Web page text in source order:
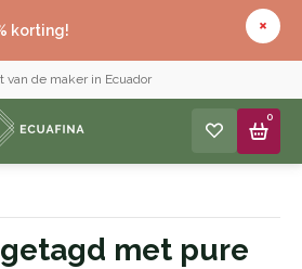
korting!
van de maker in Ecuador
0
met pure